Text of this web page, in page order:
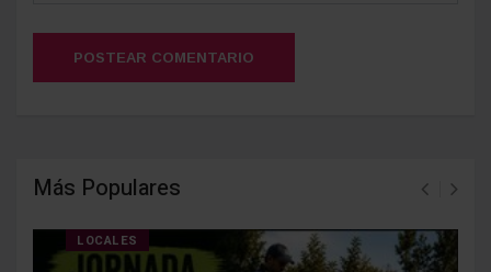
POSTEAR COMENTARIO
Más Populares
LOCALES